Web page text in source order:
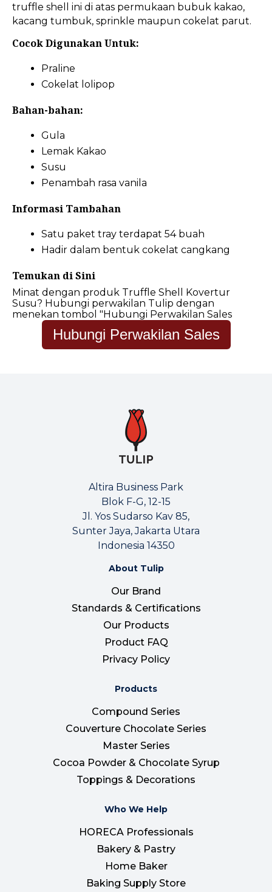
truffle shell ini di atas permukaan bubuk kakao,
kacang tumbuk, sprinkle maupun cokelat parut.
Cocok Digunakan Untuk:
Praline
Cokelat lolipop
Bahan-bahan:
Gula
Lemak Kakao
Susu
Penambah rasa vanila
Informasi Tambahan
Satu paket tray terdapat 54 buah
Hadir dalam bentuk cokelat cangkang
Temukan di Sini
Minat dengan produk Truffle Shell Kovertur
Susu? Hubungi perwakilan Tulip dengan
menekan tombol "Hubungi Perwakilan Sales
Hubungi Perwakilan Sales
Altira Business Park
Blok F-G, 12-15
Jl. Yos Sudarso Kav 85,
Sunter Jaya, Jakarta Utara
Indonesia 14350
About Tulip
Our Brand
Standards & Certifications
Our Products
Product FAQ
Privacy Policy
Products
Compound Series
Couverture Chocolate Series
Master Series
Cocoa Powder & Chocolate Syrup
Toppings & Decorations
Who We Help
HORECA Professionals
Bakery & Pastry
Home Baker
Baking Supply Store